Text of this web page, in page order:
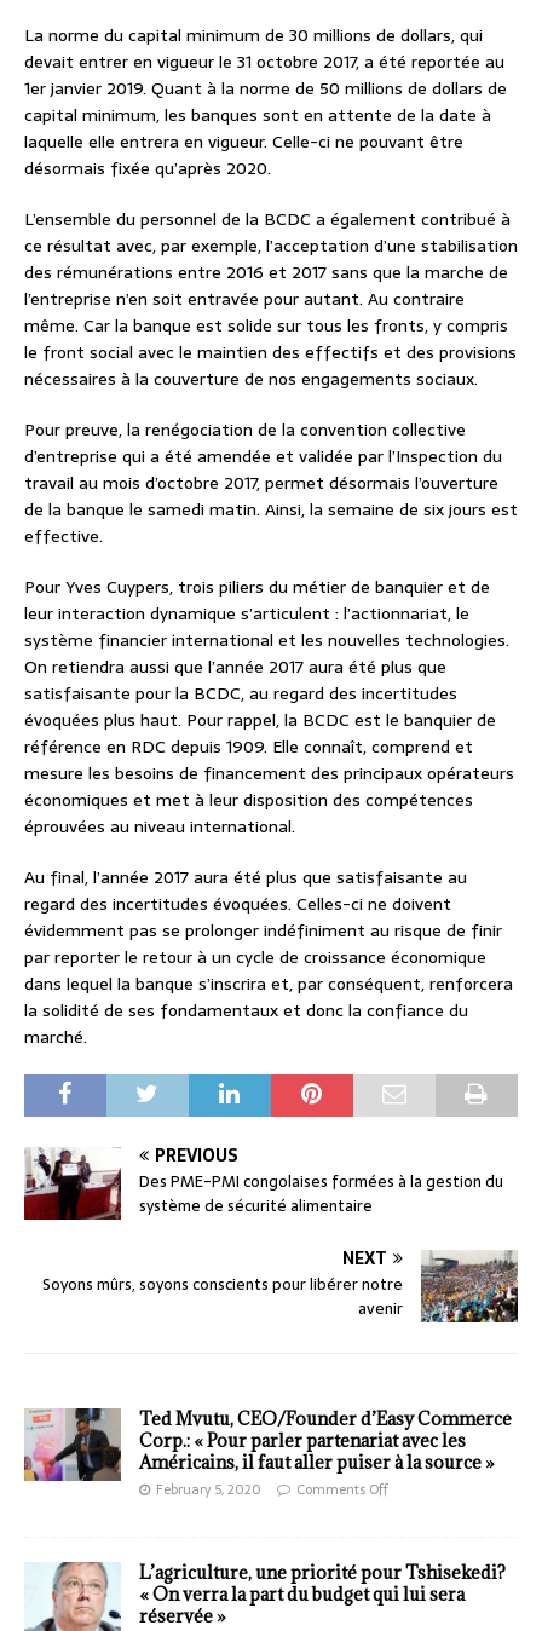
La norme du capital minimum de 30 millions de dollars, qui
devait entrer en vigueur le 31 octobre 2017, a été reportée au
1er janvier 2019. Quant à la norme de 50 millions de dollars de
capital minimum, les banques sont en attente de la date à
laquelle elle entrera en vigueur. Celle-ci ne pouvant être
désormais fixée qu’après 2020.
L’ensemble du personnel de la BCDC a également contribué à
ce résultat avec, par exemple, l’acceptation d’une stabilisation
des rémunérations entre 2016 et 2017 sans que la marche de
l’entreprise n’en soit entravée pour autant. Au contraire
même. Car la banque est solide sur tous les fronts, y compris
le front social avec le maintien des effectifs et des provisions
nécessaires à la couverture de nos engagements sociaux.
Pour preuve, la renégociation de la convention collective
d’entreprise qui a été amendée et validée par l’Inspection du
travail au mois d’octobre 2017, permet désormais l’ouverture
de la banque le samedi matin. Ainsi, la semaine de six jours est
effective.
Pour Yves Cuypers, trois piliers du métier de banquier et de
leur interaction dynamique s’articulent : l’actionnariat, le
système financier international et les nouvelles technologies.
On retiendra aussi que l’année 2017 aura été plus que
satisfaisante pour la BCDC, au regard des incertitudes
évoquées plus haut. Pour rappel, la BCDC est le banquier de
référence en RDC depuis 1909. Elle connaît, comprend et
mesure les besoins de financement des principaux opérateurs
économiques et met à leur disposition des compétences
éprouvées au niveau international.
Au final, l’année 2017 aura été plus que satisfaisante au
regard des incertitudes évoquées. Celles-ci ne doivent
évidemment pas se prolonger indéfiniment au risque de finir
par reporter le retour à un cycle de croissance économique
dans lequel la banque s’inscrira et, par conséquent, renforcera
la solidité de ses fondamentaux et donc la confiance du
marché.
PREVIOUS
Des PME-PMI congolaises formées à la gestion du
système de sécurité alimentaire
NEXT
Soyons mûrs, soyons conscients pour libérer notre
avenir
Ted Mvutu, CEO/Founder d’Easy Commerce
Corp.: « Pour parler partenariat avec les
Américains, il faut aller puiser à la source »
February 5, 2020 Comments Off
L’agriculture, une priorité pour Tshisekedi?
« On verra la part du budget qui lui sera
réservée »